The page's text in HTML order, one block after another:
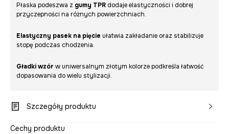
Płaska podeszwa z gumy TPR dodaje elastyczności i dobrej
przyczepności na różnych powierzchniach.
Elastyczny pasek na pięcie ułatwia zakładanie oraz stabilizuje
stopę podczas chodzenia.
Gładki wzór w uniwersalnym złotym kolorze podkreśla łatwość
dopasowania do wielu stylizacji.
Szczegóły produktu
Cechy produktu